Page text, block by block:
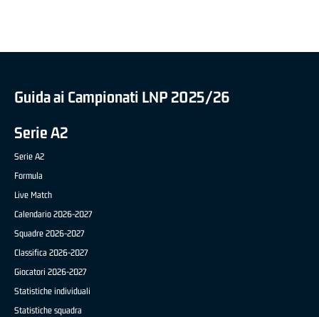
Guida ai Campionati LNP 2025/26
Serie A2
Serie A2
Formula
Live Match
Calendario 2026-2027
Squadre 2026-2027
Classifica 2026-2027
Giocatori 2026-2027
Statistiche individuali
Statistiche squadra